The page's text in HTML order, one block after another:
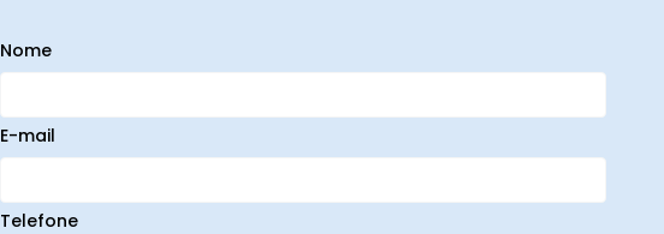
Nome
E-mail
Telefone